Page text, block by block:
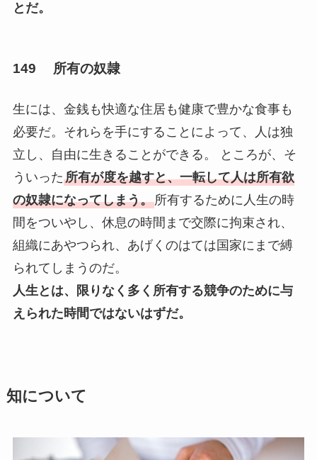
とだ。
149 所有の奴隷
生には、金銭も快適な住居も健康で豊かな食事も
必要だ。それらを手にすることによって、人は独
立し、自由に生きることができる。 ところが、そ
ういった所有が度を越すと、一転して人は所有欲
の奴隷になってしまう。所有するために人生の時
間をついやし、休息の時間まで交際に拘束され、
組織にあやつられ、あげくのはては国家にまで縛
られてしまうのだ。
人生とは、限りなく多く所有する競争のために与
えられた時間ではないはずだ。
知について